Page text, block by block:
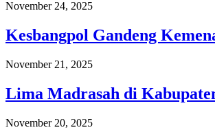
November 24, 2025
Kesbangpol Gandeng
November 21, 2025
Lima Madrasah di
November 20, 2025